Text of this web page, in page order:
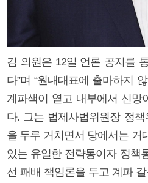
김 의원은 12일 언론 공지를
다”며 “원내대표에 출마하지
계파색이 옅고 내부에서 신망
다. 그는 법제사법위원장 정
을 두루 거치면서 당에서는 거
있는 유일한 전략통이자 정책
선 패배 책임론을 두고 계파